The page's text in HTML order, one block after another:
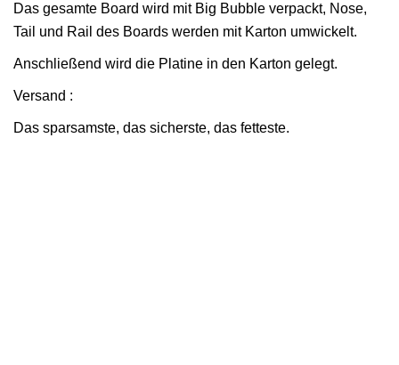
Das gesamte Board wird mit Big Bubble verpackt, Nose,
Tail und Rail des Boards werden mit Karton umwickelt.
Anschließend wird die Platine in den Karton gelegt.
Versand :
Das sparsamste, das sicherste, das fetteste.